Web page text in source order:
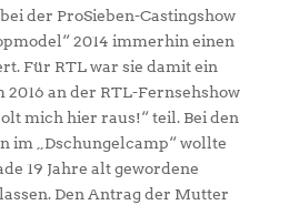
der ProSieben-Castingshow
2014 immerhin einen
Für RTL war sie damit ein
2016 an der RTL-Fernsehshow
mich hier raus!“ teil. Bei den
im „Dschungelcamp“ wollte
19 Jahre alt gewordene
Den Antrag der Mutter